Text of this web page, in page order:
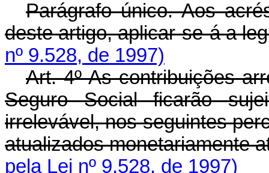
Parágrafo único. Aos
deste artigo, aplicar-se-á a
nº 9.528, de 1997)
Art. 4º As contribuições
Seguro Social ficarão
irrelevável, nos seguintes
atualizados monetariamente
pela Lei nº 9.528, de 1997)